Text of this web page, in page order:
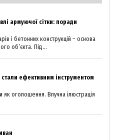
армуючої сітки: поради
і бетонних конструкцій – основа
об’єкта. Під...
ефективним інструментом
як оголошення. Влучна ілюстрація